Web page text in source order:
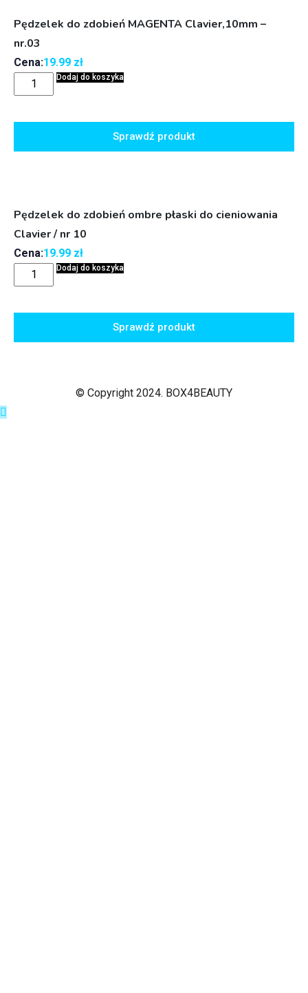
Pędzelek do zdobień MAGENTA Clavier,10mm –
nr.03
Cena:19.99 zł
Dodaj do koszyka
Sprawdź produkt
Pędzelek do zdobień ombre płaski do cieniowania
Clavier / nr 10
Cena:19.99 zł
Dodaj do koszyka
Sprawdź produkt
© Copyright 2024. BOX4BEAUTY